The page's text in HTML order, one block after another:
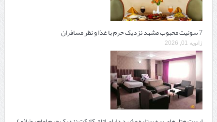
7 سوئیت محبوب مشهد نزدیک حرم با غذا و نظر مسافران
ژانویه 01, 2026